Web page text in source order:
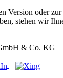
Version oder
stehen wir
& Co. KG